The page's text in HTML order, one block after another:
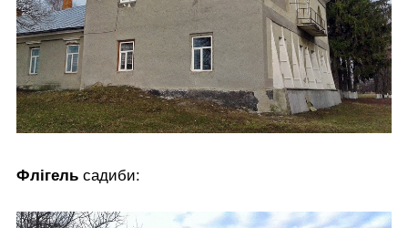
Флігель садиби: